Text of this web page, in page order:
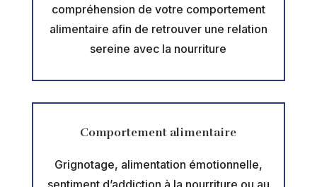
compréhension de votre comportement
alimentaire afin de retrouver une relation
sereine avec la nourriture
Comportement alimentaire
Grignotage, alimentation émotionnelle,
sentiment d’addiction à la nourriture ou au